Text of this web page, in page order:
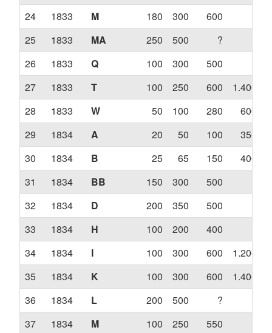
24
1833 M 180 300 600
25
1833 MA 250 500 ?
26
1833 Q 100 300 500
27
1833 T 100 250 600
1.400
28
1833 W 50 100 280 600
29
1834 A 20 50 100
350
30
1834 B 25 65 150
400
31
1834 BB 150 300 500
32
1834 D 200 350 500
33
1834 H 100 200 400
34
1834 I 100 300 600
1.200
35
1834 K 100 300 600
1.400
36
1834 L 200 500 ?
37
1834 M 100 250 550